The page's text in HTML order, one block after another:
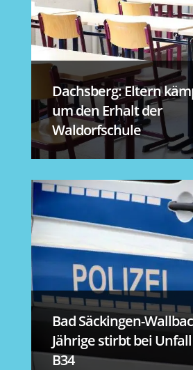
Dachsberg: Eltern
um den Erhalt der
Waldorfschule
Bad Säckingen-
Jährige stirbt bei
B34